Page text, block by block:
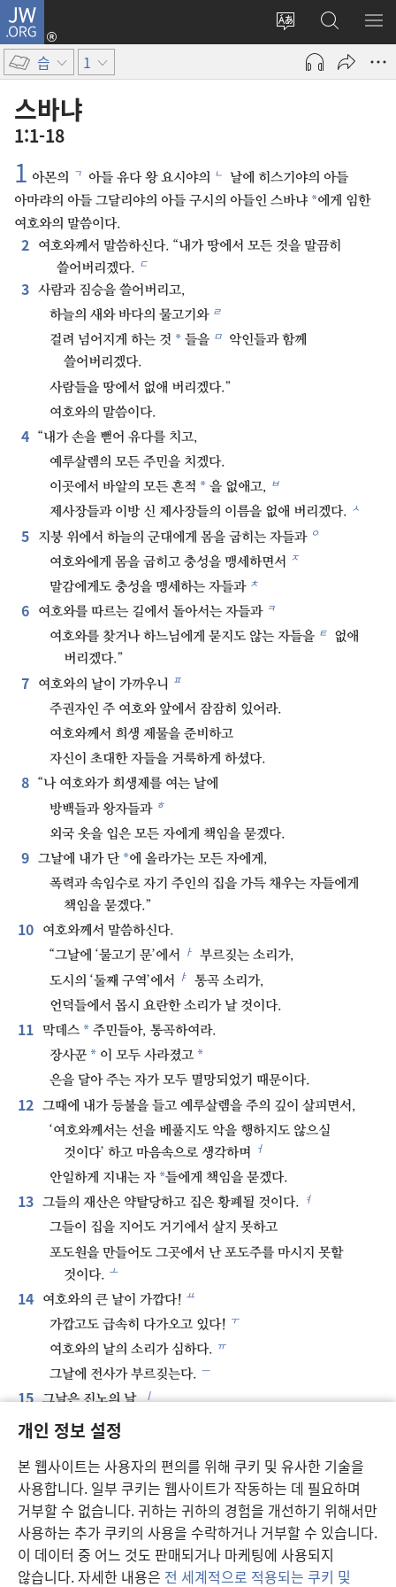
개인 정보 설정
본 웹사이트는 사용자의 편의를 위해 쿠키 및 유사한 기술을
사용합니다. 일부 쿠키는 웹사이트가 작동하는 데 필요하며
거부할 수 없습니다. 귀하는 귀하의 경험을 개선하기 위해서만
사용하는 추가 쿠키의 사용을 수락하거나 거부할 수 있습니다.
이 데이터 중 어느 것도 판매되거나 마케팅에 사용되지
않습니다. 자세한 내용은 전 세계적으로 적용되는 쿠키 및
JW.ORG
사이트
언어
변경
로그인
(새로운
열기)
JW.ORG
검색
메
습 1
스바냐
1:1-18
1 아몬의 ㄱ 아들 유다 왕 요시야의 ㄴ 날에 히스기야의 아들
아마랴의 아들 그달리야의 아들 구시의 아들인 스바냐 *에게 임한
여호와의 말씀이다.
2
여호와께서 말씀하신다. “내가 땅에서 모든 것을 말끔히
쓸어버리겠다. ㄷ
3 사람과 짐승을 쓸어버리고,
하늘의 새와 바다의 물고기와 ㄹ
걸려 넘어지게 하는 것 * 들을 ㅁ 악인들과 함께
쓸어버리겠다.
사람들을 땅에서 없애 버리겠다.”
여호와의 말씀이다.
4 “내가 손을 뻗어 유다를 치고,
예루살렘의 모든 주민을 치겠다.
이곳에서 바알의 모든 흔적 * 을 없애고, ㅂ
제사장들과 이방 신 제사장들의 이름을 없애 버리겠다. ㅅ
5 지붕 위에서 하늘의 군대에게 몸을 굽히는 자들과 ㅇ
여호와에게 몸을 굽히고 충성을 맹세하면서 ㅈ
말감에게도 충성을 맹세하는 자들과 ㅊ
6 여호와를 따르는 길에서 돌아서는 자들과 ㅋ
여호와를 찾거나 하느님에게 묻지도 않는 자들을 ㅌ 없애
버리겠다.”
7 여호와의 날이 가까우니 ㅍ
주권자인 주 여호와 앞에서 잠잠히 있어라.
여호와께서 희생 제물을 준비하고
자신이 초대한 자들을 거룩하게 하셨다.
8 “나 여호와가 희생제를 여는 날에
방백들과 왕자들과 ㅎ
외국 옷을 입은 모든 자에게 책임을 묻겠다.
9 그날에 내가 단 *에 올라가는 모든 자에게,
폭력과 속임수로 자기 주인의 집을 가득 채우는 자들에게
책임을 묻겠다.”
10
여호와께서 말씀하신다.
“그날에 ‘물고기 문’에서 ㅏ 부르짖는 소리가,
도시의 ‘둘째 구역’에서
ㅑ 통곡 소리가,
언덕들에서 몹시 요란한 소리가 날 것이다.
11 막데스 * 주민들아, 통곡하여라.
장사꾼 * 이 모두 사라졌고 *
은을 달아 주는 자가 모두 멸망되었기 때문이다.
12 그때에 내가 등불을 들고 예루살렘을 주의 깊이 살피면서,
‘여호와께서는 선을 베풀지도 악을 행하지도 않으실
것이다’ 하고 마음속으로 생각하며
ㅓ
안일하게 지내는 자 *들에게 책임을 묻겠다.
13 그들의 재산은 약탈당하고 집은 황폐될 것이다. ㅕ
그들이 집을 지어도 거기에서 살지 못하고
포도원을 만들어도 그곳에서 난 포도주를 마시지 못할
것이다. ㅗ
14 여호와의 큰 날이 가깝다! ㅛ
가깝고도 급속히 다가오고 있다! ㅜ
여호와의 날의 소리가 심하다. ㅠ
그날에 전사가 부르짖는다. ㅡ
15 그날은 진노의 날, ㅣ
고난과 심한 고통의 날,
어둠과 캄캄함의 날, ㄴ
구름과 흑암의 날, ㄷ
16 뿔나팔과 전쟁 함성이 울려 퍼지는 날, ㄹ
요새 도시들과 모퉁이에 높이 솟은 망대들을 치는 날이다.
ㅁ